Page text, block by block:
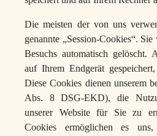
Die meisten der von uns
genannte „Session-Cookies“.
Besuchs automatisch gelöscht.
auf Ihrem Endgerät
Diese Cookies dienen unserem
Abs. 8 DSG-EKD), die
unserer Website für Sie zu
Cookies ermöglichen es